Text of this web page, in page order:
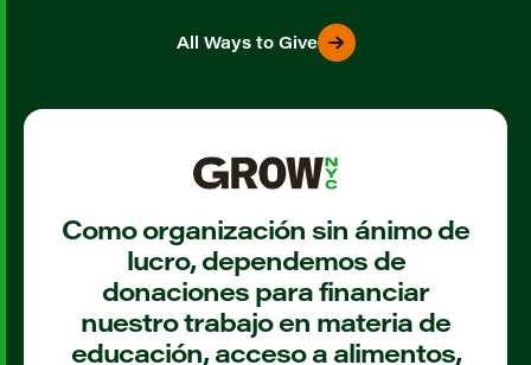
All Ways to Give
Como organización sin ánimo de
lucro, dependemos de
donaciones para financiar
nuestro trabajo en materia de
educación, acceso a alimentos,